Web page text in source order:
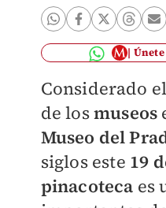
Considerado
de losmuseos
Museo del
siglos este 19
pinacoteca es